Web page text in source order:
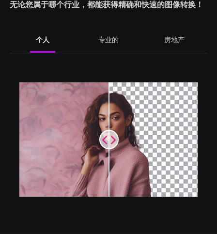
无论您属于哪个行业，都能获得精确和快速的图像转换！
个人 专业的 房地产